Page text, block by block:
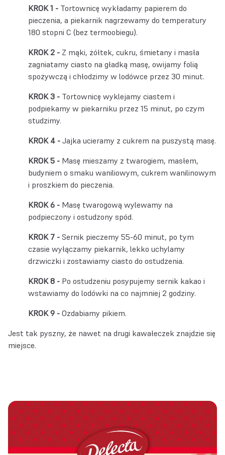
Tortownicę wykładamy papierem do
pieczenia, a piekarnik nagrzewamy do temperatury
180 stopni C (bez termoobiegu).
Z mąki, żółtek, cukru, śmietany i masła
zagniatamy ciasto na gładką masę, owijamy folią
spożywczą i chłodzimy w lodówce przez 30 minut.
Tortownicę wyklejamy ciastem i
podpiekamy w piekarniku przez 15 minut, po czym
studzimy.
Jajka ucieramy z cukrem na puszystą masę.
Masę mieszamy z twarogiem, masłem,
budyniem o smaku waniliowym, cukrem wanilinowym
i proszkiem do pieczenia.
Masę twarogową wylewamy na
podpieczony i ostudzony spód.
Sernik pieczemy 55-60 minut, po tym
czasie wyłączamy piekarnik, lekko uchylamy
drzwiczki i zostawiamy ciasto do ostudzenia.
Po ostudzeniu posypujemy sernik kakao i
wstawiamy do lodówki na co najmniej 2 godziny.
Ozdabiamy pikiem.
Jest tak pyszny, że nawet na drugi kawałeczek znajdzie się
miejsce.